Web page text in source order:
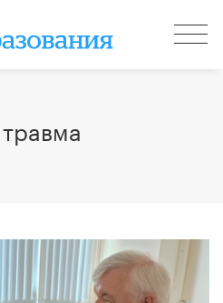
травма